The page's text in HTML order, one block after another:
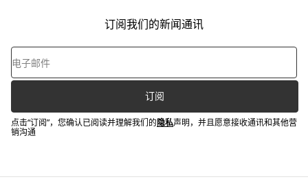
订阅我们的新闻通讯
订阅
点击“订阅”，您确认已阅读并理解我们的隐私声明，并且愿意接收通讯和其他营
销沟通